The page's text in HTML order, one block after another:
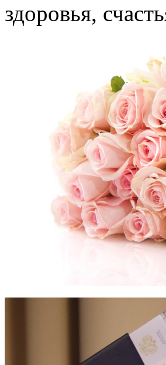
здоровья,